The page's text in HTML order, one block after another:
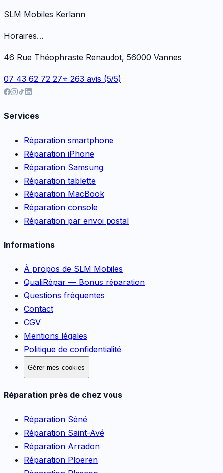
SLM Mobiles Kerlann
Horaires…
46 Rue Théophraste Renaudot, 56000 Vannes
07 43 62 72 27⭐ 263 avis (5/5)
Services
Réparation smartphone
Réparation iPhone
Réparation Samsung
Réparation tablette
Réparation MacBook
Réparation console
Réparation par envoi postal
Informations
À propos de SLM Mobiles
QualiRépar — Bonus réparation
Questions fréquentes
Contact
CGV
Mentions légales
Politique de confidentialité
Gérer mes cookies
Réparation près de chez vous
Réparation Séné
Réparation Saint-Avé
Réparation Arradon
Réparation Ploeren